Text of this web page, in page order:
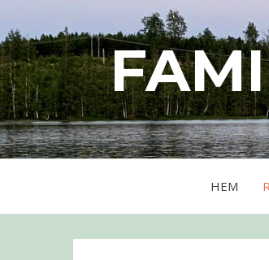
HEM